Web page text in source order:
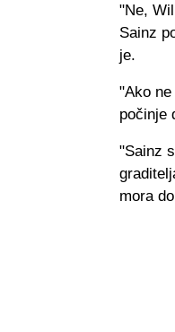
"Ne,
Sainz
je.
"Ako
počinje
"Sainz
mora